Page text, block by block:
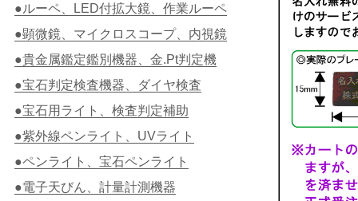
●ルーペ、LED付拡大鏡、作業ルーペ
●顕微鏡、マイクロスコープ、内視鏡
●貴金属鑑定鑑別機器、金.Pt判定機
●宝石判定検査機器、ダイヤ検査
●宝石用ライト、検査判定補助
●紫外線ペンライト、UVライト
●ペンライト、宝石ペンライト
●電子天びん、計量計測機器